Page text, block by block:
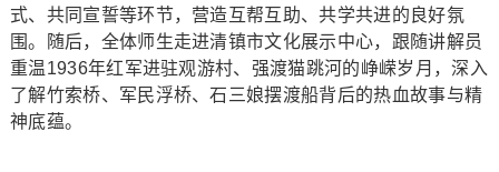
式、共同宣誓等环节，营造互帮互助、共学共进的良好氛
围。随后，全体师生走进清镇市文化展示中心，跟随讲解员
重温1936年红军进驻观游村、强渡猫跳河的峥嵘岁月，深入
了解竹索桥、军民浮桥、石三娘摆渡船背后的热血故事与精
神底蕴。